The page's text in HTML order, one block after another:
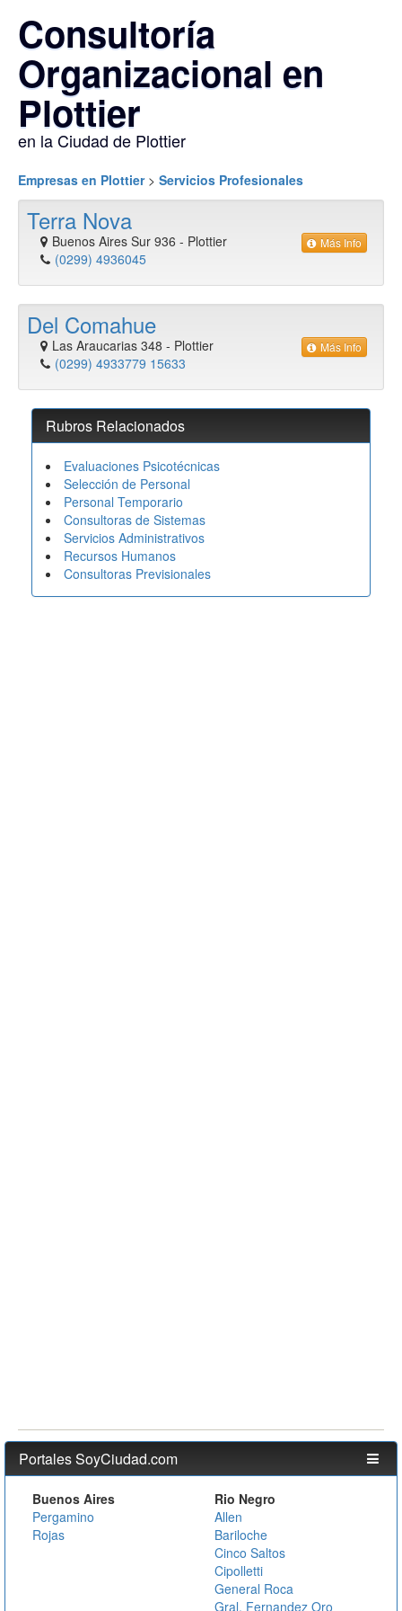
Consultoría
Organizacional en
Plottier
en la Ciudad de Plottier
Empresas en Plottier> Servicios Profesionales
Terra Nova
Buenos Aires Sur 936 - Plottier
(0299) 4936045
Más Info
Del Comahue
Las Araucarias 348 - Plottier
(0299) 4933779 15633
Más Info
Rubros Relacionados
Evaluaciones Psicotécnicas
Selección de Personal
Personal Temporario
Consultoras de Sistemas
Servicios Administrativos
Recursos Humanos
Consultoras Previsionales
Portales SoyCiudad.com
Buenos Aires
Pergamino
Rojas
Rio Negro
Allen
Bariloche
Cinco Saltos
Cipolletti
General Roca
Gral. Fernandez Oro